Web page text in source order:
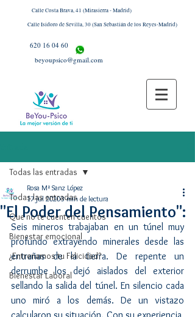
Calle Costa Brava, 41 (Mirasierra - Madrid)
Calle Isidoro de Sevilla, 30 (San Sebastián de los Reyes-Madrid)
beyoupsico@gmail.com
620 16 04 60
Todas las entradas
Que no te cuenten cuentos
Bienestar emocional
¿Entrenamos tu Felicidad?
Bienestar Laboral
Todas las entradas
"El Poder del Pensamiento":
Rosa Mª Sanz López
17 jul 20203 min de lectura
Seis mineros trabajaban en un túnel muy
profundo extrayendo minerales desde las
entrañas de la tierra. De repente un
derrumbe los dejó aislados del exterior
sellando la salida del túnel. En silencio cada
uno miró a los demás. De un vistazo